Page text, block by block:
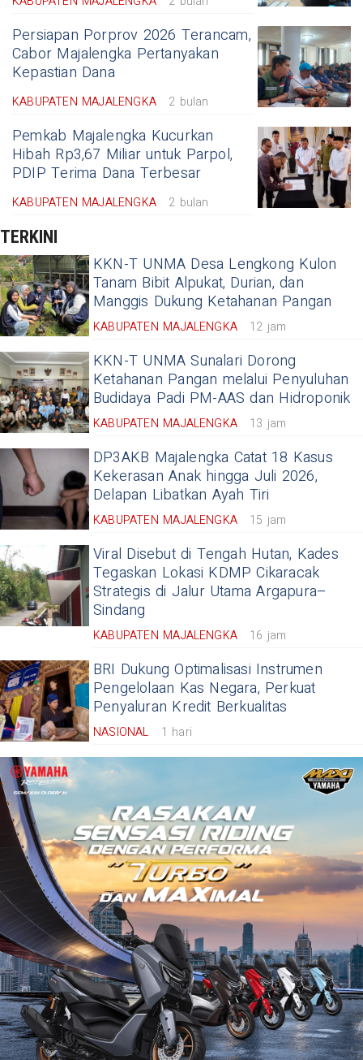
Persiapan Porprov 2026 Terancam,
Cabor Majalengka Pertanyakan
Kepastian Dana
KABUPATEN MAJALENGKA 2 bulan
Pemkab Majalengka Kucurkan
Hibah Rp3,67 Miliar untuk Parpol,
PDIP Terima Dana Terbesar
KABUPATEN MAJALENGKA 2 bulan
TERKINI
KKN-T UNMA Desa Lengkong Kulon
Tanam Bibit Alpukat, Durian, dan
Manggis Dukung Ketahanan Pangan
KABUPATEN MAJALENGKA 12 jam
KKN-T UNMA Sunalari Dorong
Ketahanan Pangan melalui Penyuluhan
Budidaya Padi PM-AAS dan Hidroponik
KABUPATEN MAJALENGKA 13 jam
DP3AKB Majalengka Catat 18 Kasus
Kekerasan Anak hingga Juli 2026,
Delapan Libatkan Ayah Tiri
KABUPATEN MAJALENGKA 15 jam
Viral Disebut di Tengah Hutan, Kades
Tegaskan Lokasi KDMP Cikaracak
Strategis di Jalur Utama Argapura–
Sindang
KABUPATEN MAJALENGKA 16 jam
BRI Dukung Optimalisasi Instrumen
Pengelolaan Kas Negara, Perkuat
Penyaluran Kredit Berkualitas
NASIONAL 1 hari